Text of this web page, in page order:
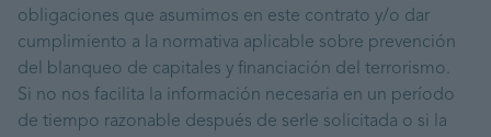
obligaciones que asumimos en este contrato y/o dar
cumplimiento a la normativa aplicable sobre prevención
del blanqueo de capitales y financiación del terrorismo.
Si no nos facilita la información necesaria en un período
de tiempo razonable después de serle solicitada o si la